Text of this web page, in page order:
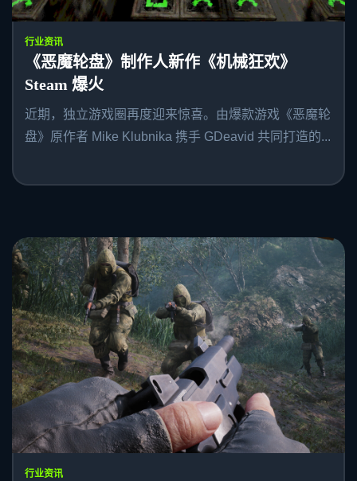
行业资讯
《恶魔轮盘》制作人新作《机械狂欢》
Steam 爆火
近期，独立游戏圈再度迎来惊喜。由爆款游戏《恶魔轮
盘》原作者 Mike Klubnika 携手 GDeavid 共同打造的...
行业资讯